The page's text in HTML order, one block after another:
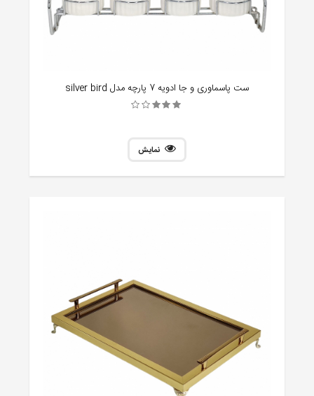
ست پاسماوری و جا ادویه 7 پارچه مدل silver bird
نمایش